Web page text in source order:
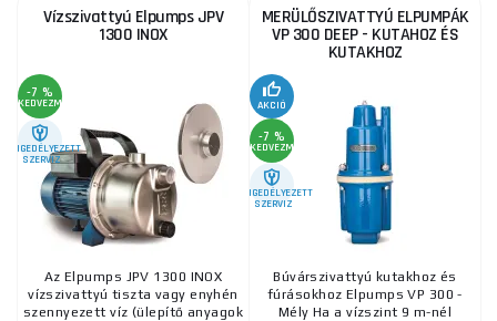
Vízszivattyú Elpumps JPV
1300 INOX
-7 %
KEDVEZMÉNY
ENGEDÉLYEZETT
SZERVIZ
Az Elpumps JPV 1300 INOX
vízszivattyú tiszta vagy enyhén
szennyezett víz (ülepítő anyagok
MERÜLŐSZIVATTYÚ ELPUMPÁK
VP 300 DEEP - KUTAHOZ ÉS
KUTAKHOZ
AKCIÓ
-7 %
KEDVEZMÉNY
ENGEDÉLYEZETT
SZERVIZ
Búvárszivattyú kutakhoz és
fúrásokhoz Elpumps VP 300 -
Mély Ha a vízszint 9 m-nél